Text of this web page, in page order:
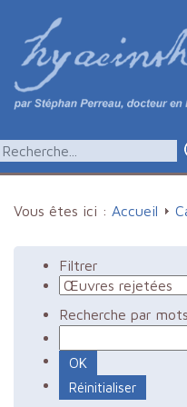
Vous êtes ici : Accueil
Filtrer
Recherche par